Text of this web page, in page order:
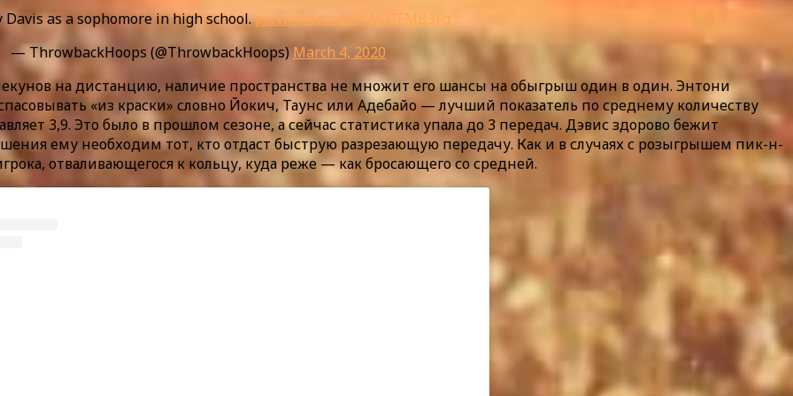
Davis as a sophomore in high school.pic.twitter.com/HWQ7FMB3Fq
— ThrowbackHoops (@ThrowbackHoops) March 4, 2020
на дистанцию, наличие пространства не множит его шансы на обыгрыш один в один. Энтони
«из краски» словно Йокич, Таунс или Адебайо — лучший показатель по среднему количеству
3,9. Это было в прошлом сезоне, а сейчас статистика упала до 3 передач. Дэвис здорово бежит
ему необходим тот, кто отдаст быструю разрезающую передачу. Как и в случаях с розыгрышем пик-н-
отваливающегося к кольцу, куда реже — как бросающего со средней.